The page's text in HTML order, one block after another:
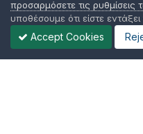
προσαρμόσετε τις
υποθέσουμε ότι είστε
Accept Cookies